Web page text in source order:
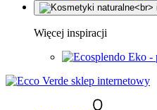
Więcej inspiracji
Eko -